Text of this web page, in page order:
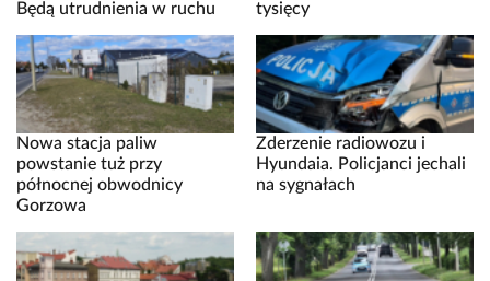
Będą utrudnienia w ruchu
tysięcy
Nowa stacja paliw
powstanie tuż przy
północnej obwodnicy
Gorzowa
Zderzenie radiowozu i
Hyundaia. Policjanci jechali
na sygnałach